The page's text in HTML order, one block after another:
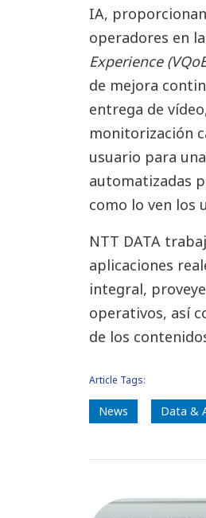
IA,
operadores en
Experience
de mejora
entrega de
monitorización
usuario para
automatizadas
como lo ven los
NTT DATA
aplicaciones
integral,
operativos, así
de los
Article Tags:
News Data &